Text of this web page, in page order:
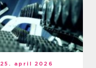
25. april 2026